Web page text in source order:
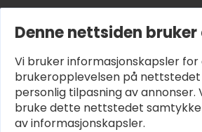
OM OSS
KJØPSVILKÅR OG
PERSONVERN
Denne nettsiden bruker
Vi bruker informasjonskapsler
brukeropplevelsen på
personlig tilpasning av
bruke dette nettstedet
av informasjonskapsler.